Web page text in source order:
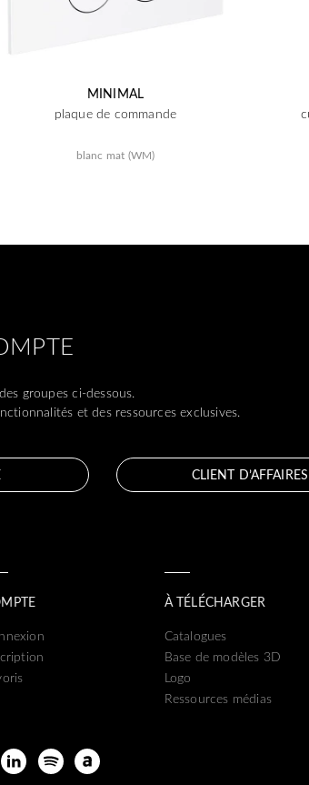
MINIMAL
plaque de commande
blanc mat (WM)
groupes ci-dessous.
et des ressources exclusives.
CLIENT D’AFFAIRES
À TÉLÉCHARGER
Catalogues
Base de modèles 3D
Logo
Ressources médias